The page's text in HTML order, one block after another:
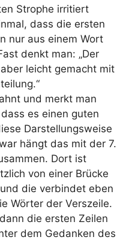
Strophe irritiert
dass die ersten
nur aus einem Wort
denkt man: „Der
leicht gemacht mit
und merkt man
es einen guten
Darstellungsweise
hängt das mit der 7.
Dort ist
von einer Brücke
die verbindet eben
Wörter der Verszeile.
die ersten Zeilen
dem Gedanken des